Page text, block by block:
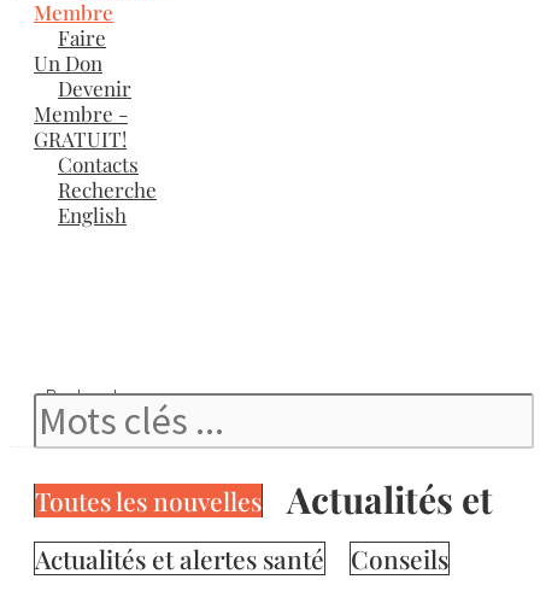
Membre
Faire
Un Don
Devenir
Membre -
GRATUIT!
Contacts
Recherche
English
Rechercher
Toutes les nouvelles
Actualités et alertes santé
Conseils
Actualités et